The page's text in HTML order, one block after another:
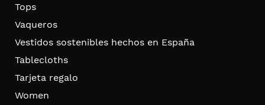
Tops
Vaqueros
Vestidos sostenibles hechos en España
Tablecloths
Tarjeta regalo
Women